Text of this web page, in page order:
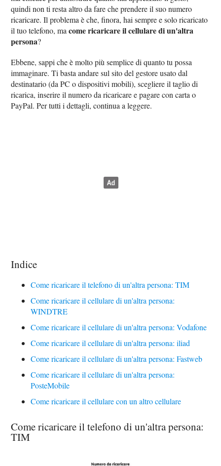
quindi non ti resta altro da fare che prendere il suo numero
ricaricare. Il problema è che, finora, hai sempre e solo ricaricato
il tuo telefono, macome ricaricare il cellulare di un'altra
persona?
Ebbene, sappi che è molto più semplice di quanto tu possa
immaginare. Ti basta andare sul sito del gestore usato dal
destinatario (da PC o dispositivi mobili), scegliere il taglio di
ricarica, inserire il numero da ricaricare e pagare con carta o
PayPal. Per tutti i dettagli, continua a leggere.
Indice
Come ricaricare il telefono di un'altra persona: TIM
Come ricaricare il cellulare di un'altra persona:
WINDTRE
Come ricaricare il cellulare di un'altra persona: Vodafone
Come ricaricare il cellulare di un'altra persona: iliad
Come ricaricare il cellulare di un'altra persona: Fastweb
Come ricaricare il cellulare di un'altra persona:
PosteMobile
Come ricaricare il cellulare con un altro cellulare
Come ricaricare il telefono di un'altra persona:
TIM